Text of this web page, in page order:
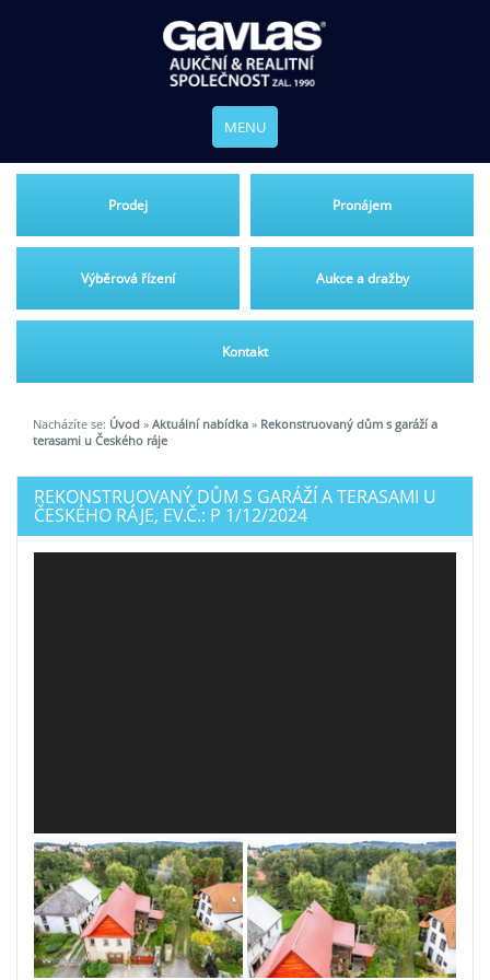
MENU
Prodej Pronájem
Výběrová řízení Aukce a dražby
Kontakt
Nacházíte se: Úvod » Aktuální nabídka » Rekonstruovaný dům s garáží a
terasami u Českého ráje
REKONSTRUOVANÝ DŮM S GARÁŽÍ A TERASAMI U
ČESKÉHO RÁJE, EV.Č.: P 1/12/2024